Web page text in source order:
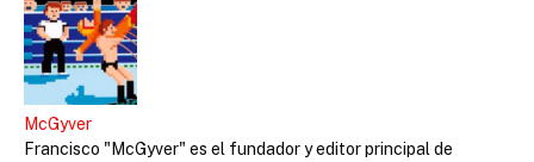
McGyver
Francisco "McGyver" es el fundador y editor principal de